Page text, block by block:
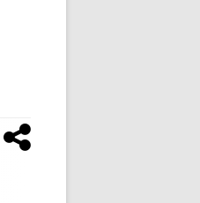
Tiktok